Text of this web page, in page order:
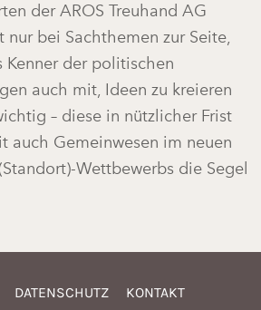
der AROS Treuhand AG
bei Sachthemen zur Seite,
Kenner der politischen
auch mit, Ideen zu kreieren
– diese in nützlicher Frist
auch Gemeinwesen im neuen
Wettbewerbs die Segel
DATENSCHUTZ KONTAKT